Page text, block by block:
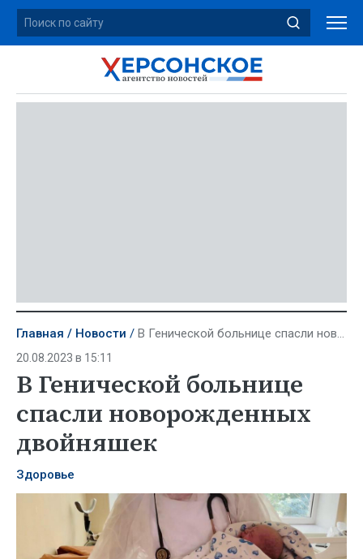
Главная Новости В Генической больнице спасли новорожденных двойняшек
20.08.2023 в 15:11
В Генической больнице
спасли новорожденных
двойняшек
Здоровье